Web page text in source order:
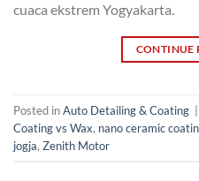
cuaca ekstrem Yogyakarta.
CONTINUE
Posted inAuto Detailing & Coating
Coating vs Wax, nano ceramic
jogja, Zenith Motor